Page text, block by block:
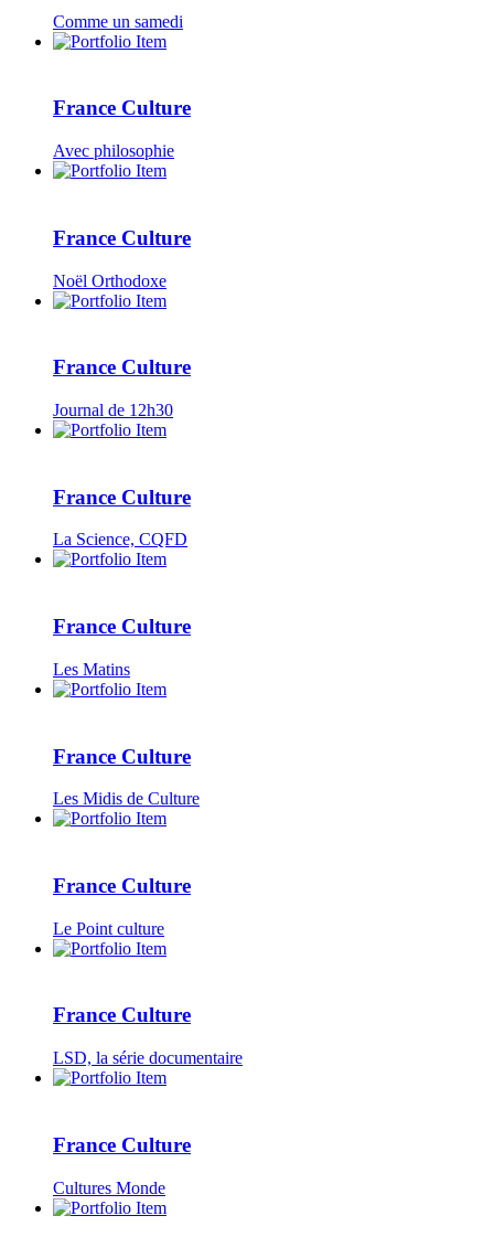
Comme un samedi
France Culture
Avec philosophie
France Culture
Noël Orthodoxe
France Culture
Journal de 12h30
France Culture
La Science, CQFD
France Culture
Les Matins
France Culture
Les Midis de Culture
France Culture
Le Point culture
France Culture
LSD, la série documentaire
France Culture
Cultures Monde